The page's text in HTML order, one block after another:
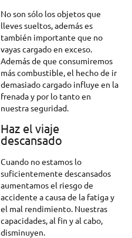
No son sólo los objetos que
lleves sueltos, además es
también importante que no
vayas cargado en exceso.
Además de que consumiremos
más combustible, el hecho de ir
demasiado cargado influye en la
frenada y por lo tanto en
nuestra seguridad.
Haz el viaje
descansado
Cuando no estamos lo
suficientemente descansados
aumentamos el riesgo de
accidente a causa de la fatiga y
el mal rendimiento. Nuestras
capacidades, al fin y al cabo,
disminuyen.